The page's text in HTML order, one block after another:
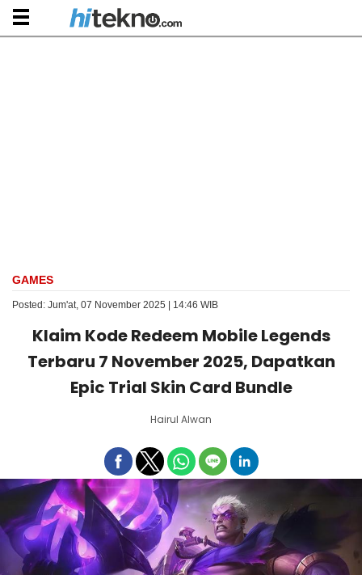
GAMES
Posted: Jum'at, 07 November 2025 | 14:46 WIB
Klaim Kode Redeem Mobile Legends
Terbaru 7 November 2025, Dapatkan
Epic Trial Skin Card Bundle
Hairul Alwan